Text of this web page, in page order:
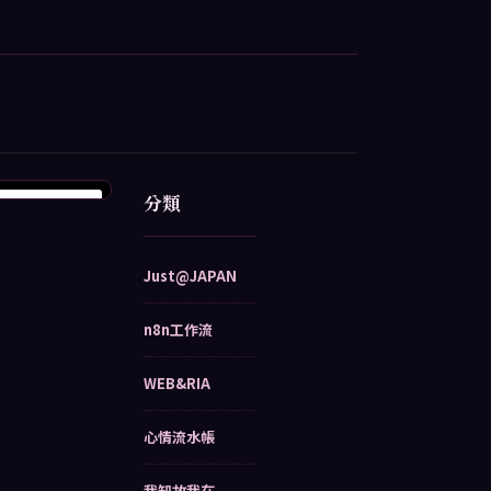
分類
Just@JAPAN
n8n工作流
WEB&RIA
心情流水帳